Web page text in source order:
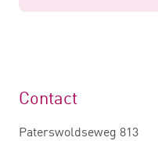
Contact
Paterswoldseweg 813